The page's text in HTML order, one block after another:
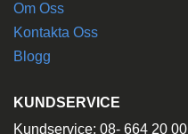
Om Oss
Kontakta Oss
Blogg
KUNDSERVICE
Kundservice: 08- 664 20 00